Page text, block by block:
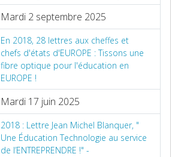
Mardi 2 septembre 2025
En 2018, 28 lettres aux cheffes et
chefs d'états d'EUROPE : Tissons une
fibre optique pour l'éducation en
EUROPE !
Mardi 17 juin 2025
2018 : Lettre Jean Michel Blanquer, "
Une Éducation Technologie au service
de l’ENTREPRENDRE !" -